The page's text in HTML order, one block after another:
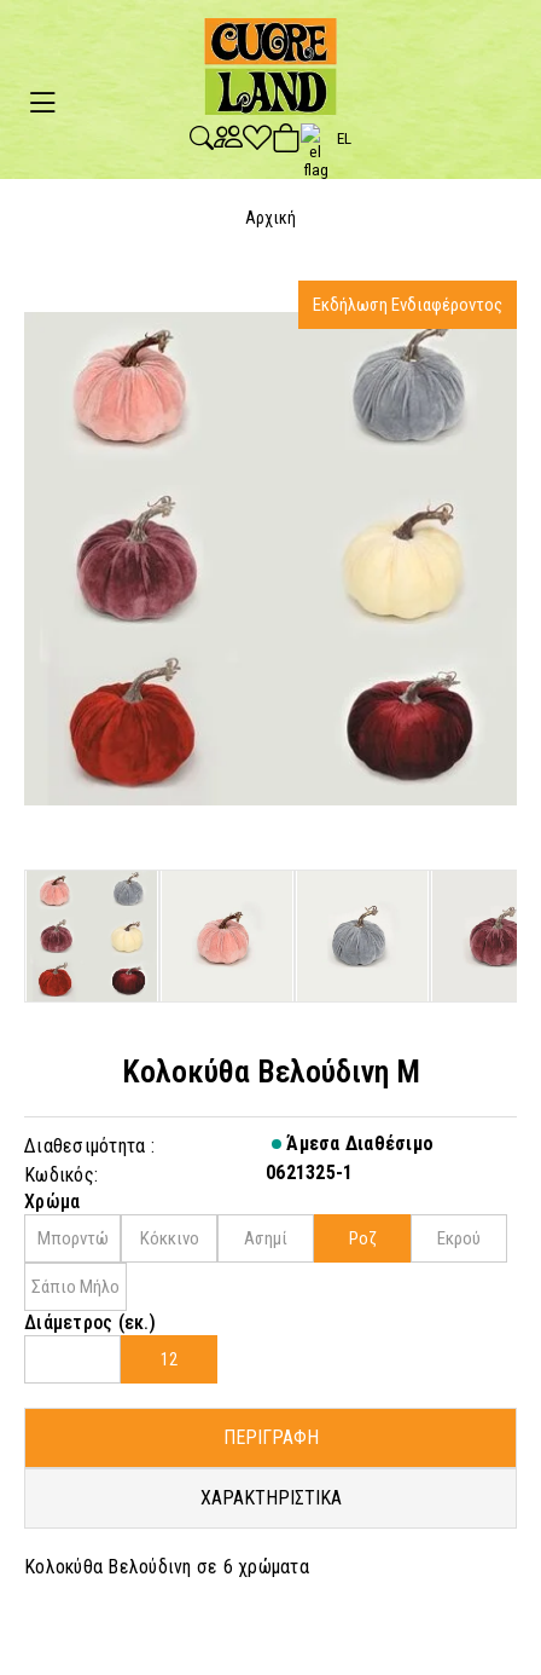
EL
Αρχική
Κολοκύθα Βελούδινη M
Διαθεσιμότητα :
Άμεσα Διαθέσιμο
Κωδικός:
0621325-1
Χρώμα
Μπορντώ Κόκκινο Ασημί Ροζ Εκρού
Σάπιο Μήλο
Διάμετρος (εκ.)
12
ΠΕΡΙΓΡΑΦΗ
ΧΑΡΑΚΤΗΡΙΣΤΙΚΑ
Κολοκύθα Βελούδινη σε 6 χρώματα
Εκδήλωση Ενδιαφέροντος